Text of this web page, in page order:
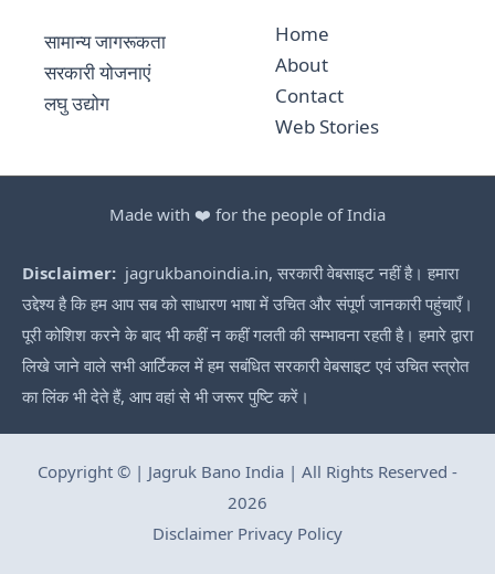
सामान्य जागरूकता
सरकारी योजनाएं
लघु उद्योग
Home
About
Contact
Web Stories
Made with ❤️ for the people of India
Disclaimer: jagrukbanoindia.in, सरकारी वेबसाइट नहीं है। हमारा
उद्देश्य है कि हम आप सब को साधारण भाषा में उचित और संपूर्ण जानकारी पहुंचाएँ।
पूरी कोशिश करने के बाद भी कहीं न कहीं गलती की सम्भावना रहती है। हमारे द्वारा
लिखे जाने वाले सभी आर्टिकल में हम सबंधित सरकारी वेबसाइट एवं उचित स्त्रोत
का लिंक भी देते हैं, आप वहां से भी जरूर पुष्टि करें।
Copyright © | Jagruk Bano India | All Rights Reserved -
2026
Disclaimer Privacy Policy